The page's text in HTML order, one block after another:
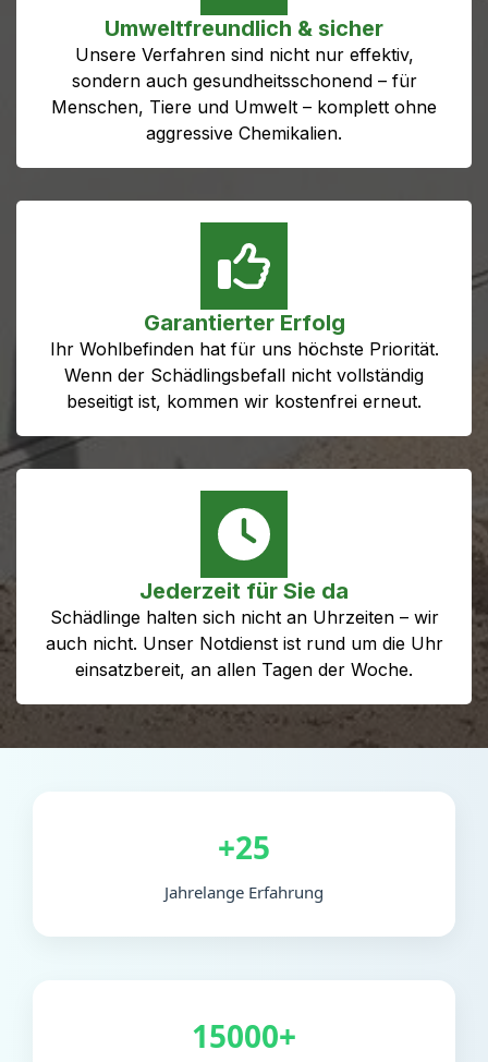
Umweltfreundlich & sicher
Unsere Verfahren sind nicht nur effektiv,
sondern auch gesundheitsschonend – für
Menschen, Tiere und Umwelt – komplett ohne
aggressive Chemikalien.
Garantierter Erfolg
Ihr Wohlbefinden hat für uns höchste Priorität.
Wenn der Schädlingsbefall nicht vollständig
beseitigt ist, kommen wir kostenfrei erneut.
Jederzeit für Sie da
Schädlinge halten sich nicht an Uhrzeiten – wir
auch nicht. Unser Notdienst ist rund um die Uhr
einsatzbereit, an allen Tagen der Woche.
+25
Jahrelange Erfahrung
15000+